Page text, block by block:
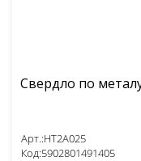
Арт.:HT2A025
Код:5902801491405